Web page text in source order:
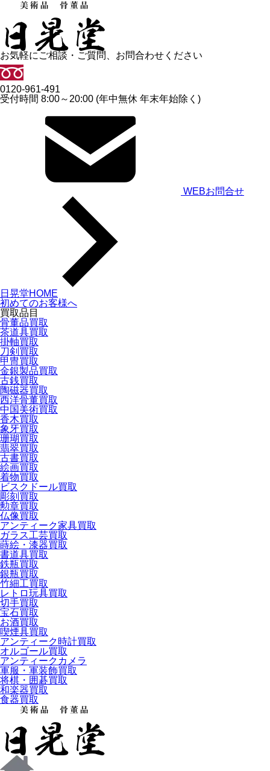
お気軽にご相談・ご質問、お問合わせください
0120-961-491
受付時間 8:00～20:00 (年中無休 年末年始除く)
WEBお問合せ
日晃堂HOME
初めてのお客様へ
買取品目
骨董品買取
茶道具買取
掛軸買取
刀剣買取
甲冑買取
金銀製品買取
古銭買取
陶磁器買取
西洋骨董買取
中国美術買取
香木買取
象牙買取
珊瑚買取
翡翠買取
古書買取
絵画買取
着物買取
ビスクドール買取
彫刻買取
勲章買取
仏像買取
アンティーク家具買取
ガラス工芸買取
蒔絵・漆器買取
書道具買取
鉄瓶買取
銀瓶買取
竹細工買取
レトロ玩具買取
切手買取
宝石買取
お酒買取
喫煙具買取
アンティーク時計買取
オルゴール買取
アンティークカメラ
軍服・軍装飾買取
将棋・囲碁買取
和楽器買取
食器買取